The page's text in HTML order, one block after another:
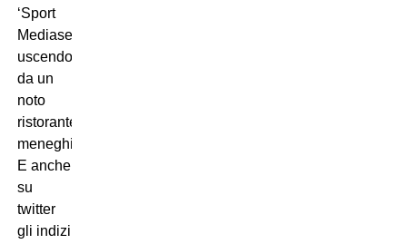
‘Sport
Mediaset’,
uscendo
da un
noto
ristorante
meneghino.
E anche
su
twitter
gli indizi